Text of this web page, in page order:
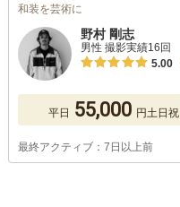
和装を芸術に
野村 剛志
男性 撮影実績16回
5.00
平日 55,000 円土日祝
最終アクティブ：7日以上前